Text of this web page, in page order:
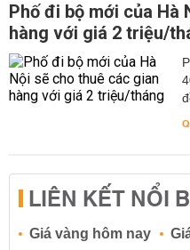
Phố đi bộ mới của Hà
hàng với giá 2 triệu/
LIÊN KẾT NỔI
Giá vàng hôm nay